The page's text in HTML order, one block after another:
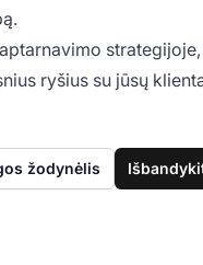
ryšius su jūsų
žodynėlis